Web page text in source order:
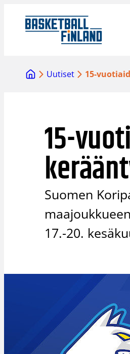
sisältöön
Uutiset 15-
15-
Suomen
17.-20.